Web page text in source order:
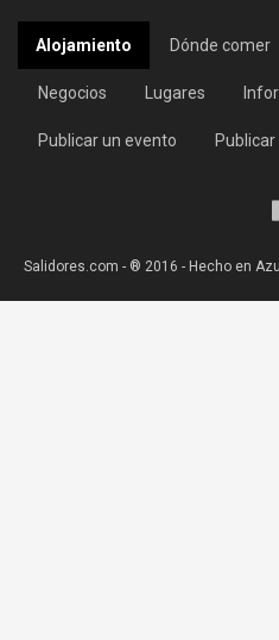
Alojamiento Dónde comer
Negocios Lugares
Publicar un evento
Salidores.com - ® 2016 - Hecho en